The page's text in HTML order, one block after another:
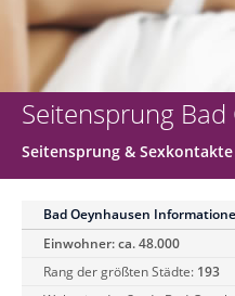
Seitensprung
Seitensprung &
Bad Oeynhausen
Einwohner: ca. 48.000
Rang der größten Städte: 193